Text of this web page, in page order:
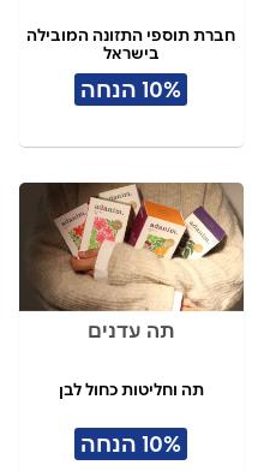
חברת תוספי התזונה המובילה
בישראל
אונליין
10% הנחה
תה עדנים
תה וחליטות כחול לבן
10% הנחה